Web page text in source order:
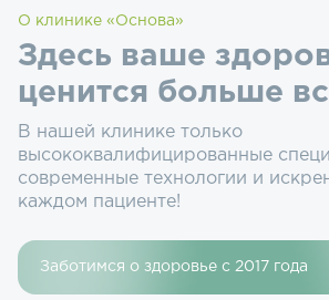
О клинике «Основа»
Здесь ваше
ценится больше
В нашей клинике только
высококвалифицированные
современные технологии и
каждом пациенте!
Заботимся о здоровье с 2017 года